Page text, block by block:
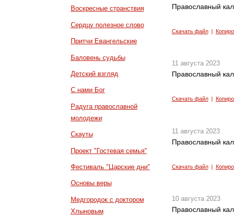
Воскресные странствия
Сердцу полезное слово
Притчи Евангельские
Баловень судьбы
Детский взгляд
С нами Бог
Радуга православной
молодежи
Скауты
Проект "Гостевая семья"
Фестиваль "Царские дни"
Основы веры
Медгородок с доктором
Хлыновым
Православный
Скачать файл|
11 августа 2023
Православный
Скачать файл|
11 августа 2023
Православный
Скачать файл|
10 августа 2023
Православный